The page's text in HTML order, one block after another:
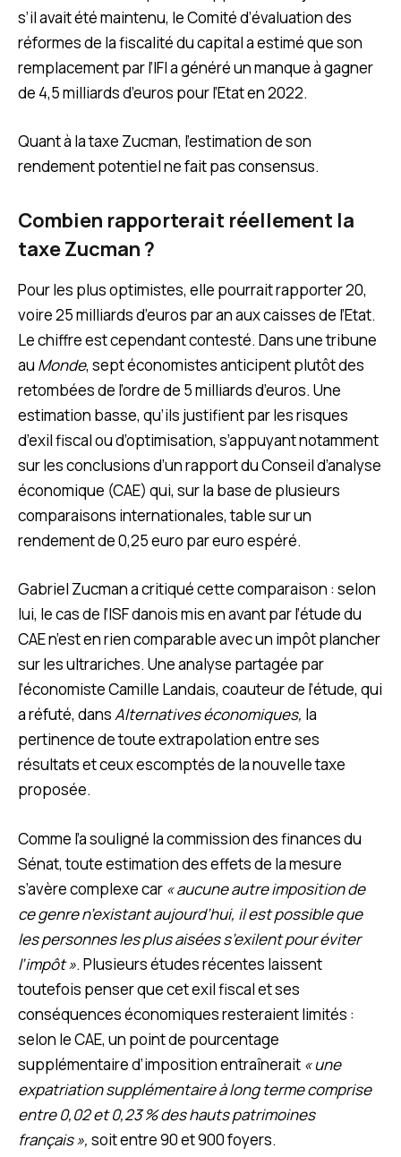
s’il avait été maintenu, le Comité d’évaluation des
réformes de la fiscalité du capital a estimé que son
remplacement par l’IFI a généré un manque à gagner
de 4,5 milliards d’euros pour l’Etat en 2022.
Quant à la taxe Zucman, l’estimation de son
rendement potentiel ne fait pas consensus.
Combien rapporterait réellement la
taxe Zucman ?
Pour les plus optimistes, elle pourrait rapporter 20,
voire 25 milliards d’euros par an aux caisses de l’Etat.
Le chiffre est cependant contesté. Dans une tribune
au Monde, sept économistes anticipent plutôt des
retombées de l’ordre de 5 milliards d’euros. Une
estimation basse, qu’ils justifient par les risques
d’exil fiscal ou d’optimisation, s’appuyant notamment
sur les conclusions d’un rapport du Conseil d’analyse
économique (CAE) qui, sur la base de plusieurs
comparaisons internationales, table sur un
rendement de 0,25 euro par euro espéré.
Gabriel Zucman a critiqué cette comparaison : selon
lui, le cas de l’ISF danois mis en avant par l’étude du
CAE n’est en rien comparable avec un impôt plancher
sur les ultrariches. Une analyse partagée par
l’économiste Camille Landais, coauteur de l’étude, qui
a réfuté, dansAlternatives économiques, la
pertinence de toute extrapolation entre ses
résultats et ceux escomptés de la nouvelle taxe
proposée.
Comme l’a souligné la commission des finances du
Sénat, toute estimation des effets de la mesure
s’avère complexe car « aucune autre imposition de
ce genre n’existant aujourd’hui, il est possible que
les personnes les plus aisées s’exilent pour éviter
l’impôt ». Plusieurs études récentes laissent
toutefois penser que cet exil fiscal et ses
conséquences économiques resteraient limités :
selon le CAE, un point de pourcentage
supplémentaire d’imposition entraînerait « une
expatriation supplémentaire à long terme comprise
entre 0,02 et 0,23 % des hauts patrimoines
français », soit entre 90 et 900 foyers.